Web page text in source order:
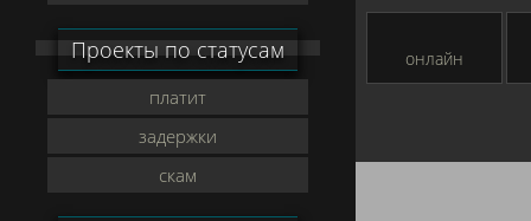
Проекты по статусам
платит
задержки
скам
онлайн